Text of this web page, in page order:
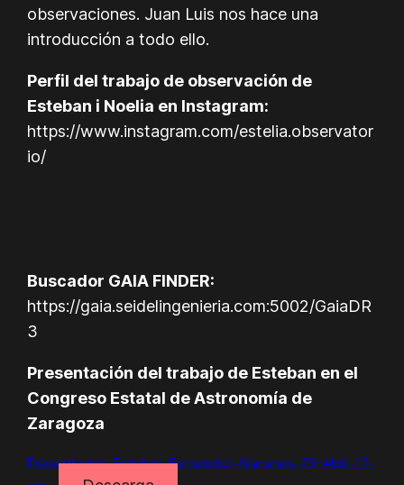
observaciones. Juan Luis nos hace una
introducción a todo ello.
Perfil del trabajo de observación de
Esteban i Noelia en Instagram:
https://www.instagram.com/estelia.observator
io/
Buscador GAIA FINDER:
https://gaia.seidelingenieria.com:5002/GaiaDR
3
Presentación del trabajo de Esteban en el
Congreso Estatal de Astronomía de
Zaragoza
Presentacion-Esteban-Fernandez-Mananes-29-Abril-12-